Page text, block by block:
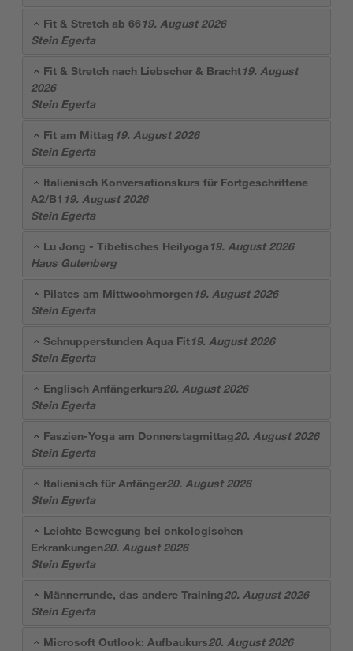
Fit & Stretch ab 66 19. August 2026
Stein Egerta
Fit & Stretch nach Liebscher & Bracht19. August
2026
Stein Egerta
Fit am Mittag 19. August 2026
Stein Egerta
Italienisch Konversationskurs für Fortgeschrittene
A2/B1 19. August 2026
Stein Egerta
Lu Jong - Tibetisches Heilyoga 19. August 2026
Haus Gutenberg
Pilates am Mittwochmorgen19. August 2026
Stein Egerta
Schnupperstunden Aqua Fit19. August 2026
Stein Egerta
Englisch Anfängerkurs20. August 2026
Stein Egerta
Faszien-Yoga am Donnerstagmittag20. August 2026
Stein Egerta
Italienisch für Anfänger20. August 2026
Stein Egerta
Leichte Bewegung bei onkologischen
Erkrankungen20. August 2026
Stein Egerta
Männerrunde, das andere Training20. August 2026
Stein Egerta
Microsoft Outlook: Aufbaukurs20. August 2026